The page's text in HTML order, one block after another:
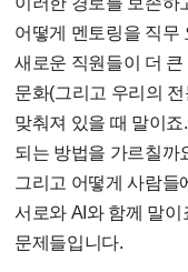
어떻게 멘토링을 직무
새로운 직원들이 더
문화(그리고 우리의
맞춰져 있을 때 말이
되는 방법을 가르칠까
그리고 어떻게 사람들
서로와 AI와 함께 말
문제들입니다.